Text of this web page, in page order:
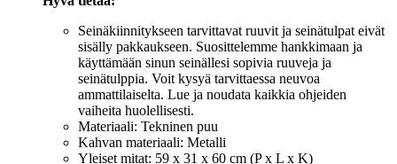
Seinäkiinnitykseen tarvittavat ruuvit ja seinätulpat eivät
sisälly pakkaukseen. Suosittelemme hankkimaan ja
käyttämään sinun seinällesi sopivia ruuveja ja
seinätulppia. Voit kysyä tarvittaessa neuvoa
ammattilaiselta. Lue ja noudata kaikkia ohjeiden
vaiheita huolellisesti.
Materiaali: Tekninen puu
Kahvan materiaali: Metalli
Yleiset mitat: 59 x 31 x 60 cm (P x L x K)